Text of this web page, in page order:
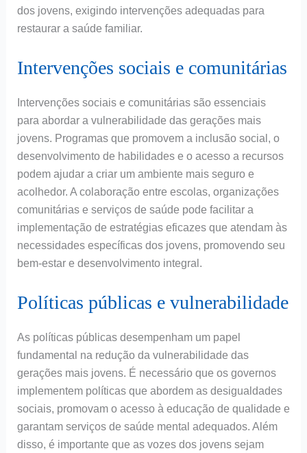
dos jovens, exigindo intervenções adequadas para
restaurar a saúde familiar.
Intervenções sociais e comunitárias
Intervenções sociais e comunitárias são essenciais
para abordar a vulnerabilidade das gerações mais
jovens. Programas que promovem a inclusão social, o
desenvolvimento de habilidades e o acesso a recursos
podem ajudar a criar um ambiente mais seguro e
acolhedor. A colaboração entre escolas, organizações
comunitárias e serviços de saúde pode facilitar a
implementação de estratégias eficazes que atendam às
necessidades específicas dos jovens, promovendo seu
bem-estar e desenvolvimento integral.
Políticas públicas e vulnerabilidade
As políticas públicas desempenham um papel
fundamental na redução da vulnerabilidade das
gerações mais jovens. É necessário que os governos
implementem políticas que abordem as desigualdades
sociais, promovam o acesso à educação de qualidade e
garantam serviços de saúde mental adequados. Além
disso, é importante que as vozes dos jovens sejam